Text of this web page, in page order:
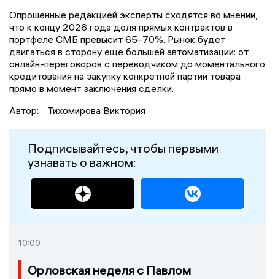
Опрошенные редакцией эксперты сходятся во мнении,
что к концу 2026 года доля прямых контрактов в
портфеле СМБ превысит 65–70%. Рынок будет
двигаться в сторону еще большей автоматизации: от
онлайн-переговоров с переводчиком до моментального
кредитования на закупку конкретной партии товара
прямо в момент заключения сделки.
Автор:
Тихомирова Виктория
Подписывайтесь, чтобы первыми
узнавать о важном:
10:00
Орловская неделя с Павлом